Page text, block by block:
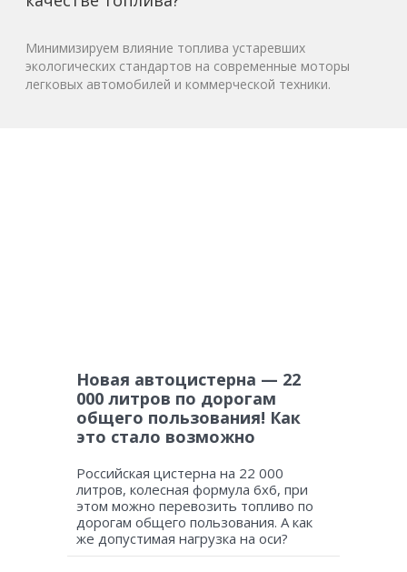
Минимизируем влияние топлива устаревших
экологических стандартов на современные моторы
легковых автомобилей и коммерческой техники.
Новая автоцистерна — 22
000 литров по дорогам
общего пользования! Как
это стало возможно
Российская цистерна на 22 000
литров, колесная формула 6х6, при
этом можно перевозить топливо по
дорогам общего пользования. А как
же допустимая нагрузка на оси?